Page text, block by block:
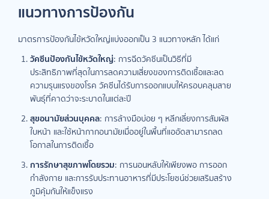
แนวทางการป้องกัน
มาตรการป้องกันไข้หวัดใหญ่แบ่งออกเป็น 3 แนวทางหลัก ได้แก่
วัคซีนป้องกันไข้หวัดใหญ่: การฉีดวัคซีนเป็นวิธีที่มี
ประสิทธิภาพที่สุดในการลดความเสี่ยงของการติดเชื้อและลด
ความรุนแรงของโรค วัคซีนได้รับการออกแบบให้ครอบคลุมสาย
พันธุ์ที่คาดว่าจะระบาดในแต่ละปี
สุขอนามัยส่วนบุคคล: การล้างมือบ่อย ๆ หลีกเลี่ยงการสัมผัส
ใบหน้า และใช้หน้ากากอนามัยเมื่ออยู่ในพื้นที่แออัดสามารถลด
โอกาสในการติดเชื้อ
การรักษาสุขภาพโดยรวม: การนอนหลับให้เพียงพอ การออก
กำลังกาย และการรับประทานอาหารที่มีประโยชน์ช่วยเสริมสร้าง
ภูมิคุ้มกันให้แข็งแรง